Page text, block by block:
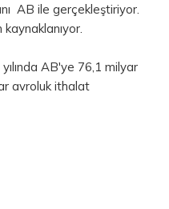
AB ile gerçekleştiriyor.
AB'ye 76,1 milyar
avroluk ithalat